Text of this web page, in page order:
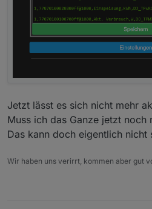
Jetzt lässt es sich nicht mehr
Muss ich das Ganze jetzt noch
Das kann doch eigentlich nicht
Wir haben uns verirrt, kommen aber gut